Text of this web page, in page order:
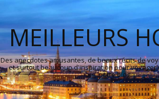
MEILLEURS
Des anecdotes amusantes, de beaux récits de
et surtout beaucoup d'inspiration pour voyager
notre blog.